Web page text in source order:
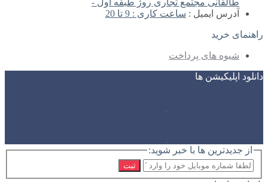
طالقانی مجتمع تجاری روژ طبقه اول -
آدرس ایمیل : ساعت کاری : 9 تا 20
راهنمای خرید
شیوه های پرداخت
دانلود اپلیکیشن ها
از جدیدترین ها با خبر شوید:
ثبت